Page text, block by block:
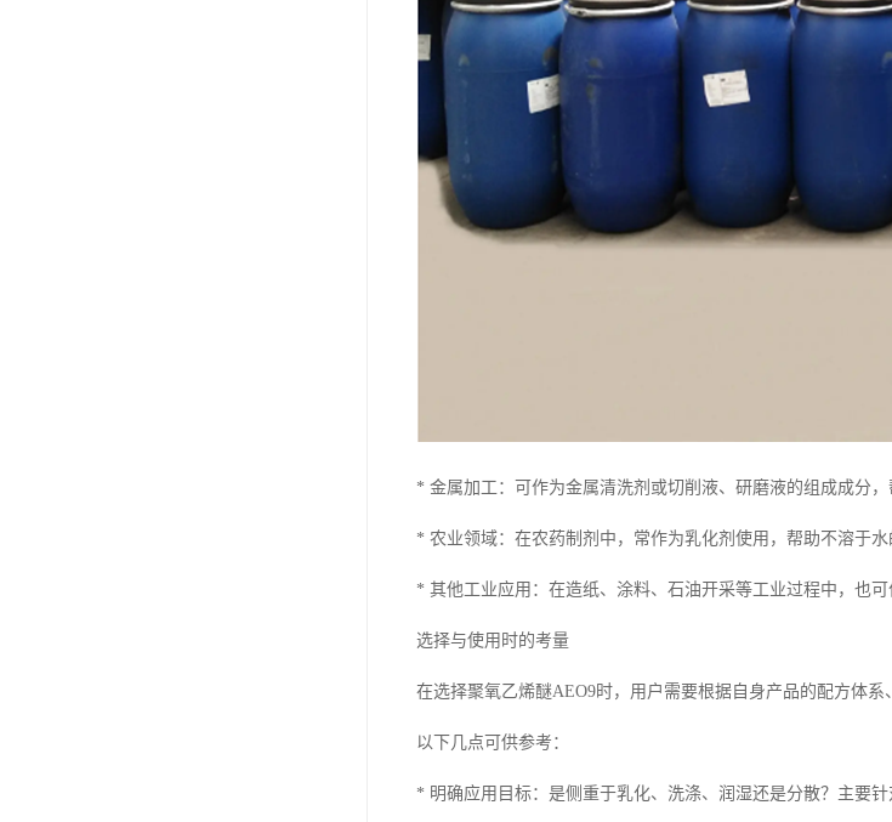
* 金属加工：可作为金属清洗剂或切削液、研磨液的组成成分
* 农业领域：在农药制剂中，常作为乳化剂使用，帮助不溶于
* 其他工业应用：在造纸、涂料、石油开采等工业过程中，也可
选择与使用时的考量
在选择聚氧乙烯醚AEO9时，用户需要根据自身产品的配方体
以下几点可供参考：
* 明确应用目标：是侧重于乳化、洗涤、润湿还是分散？主要